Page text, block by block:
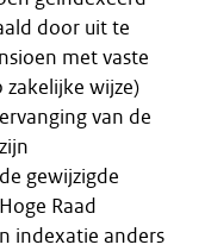
door uit te
met vaste
wijze)
van de
gewijzigde
Raad
indexatie anders